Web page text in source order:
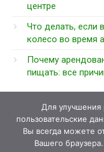
центре
Что делать, если
колесо во время
Почему
пищать: все
Для улучшения
пользовательские
Вы всегда можете
Вашего